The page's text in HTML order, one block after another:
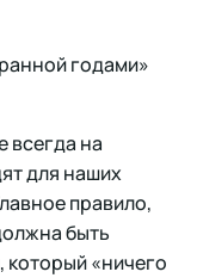
годами»
всегда на
для наших
правило,
быть
который «ничего